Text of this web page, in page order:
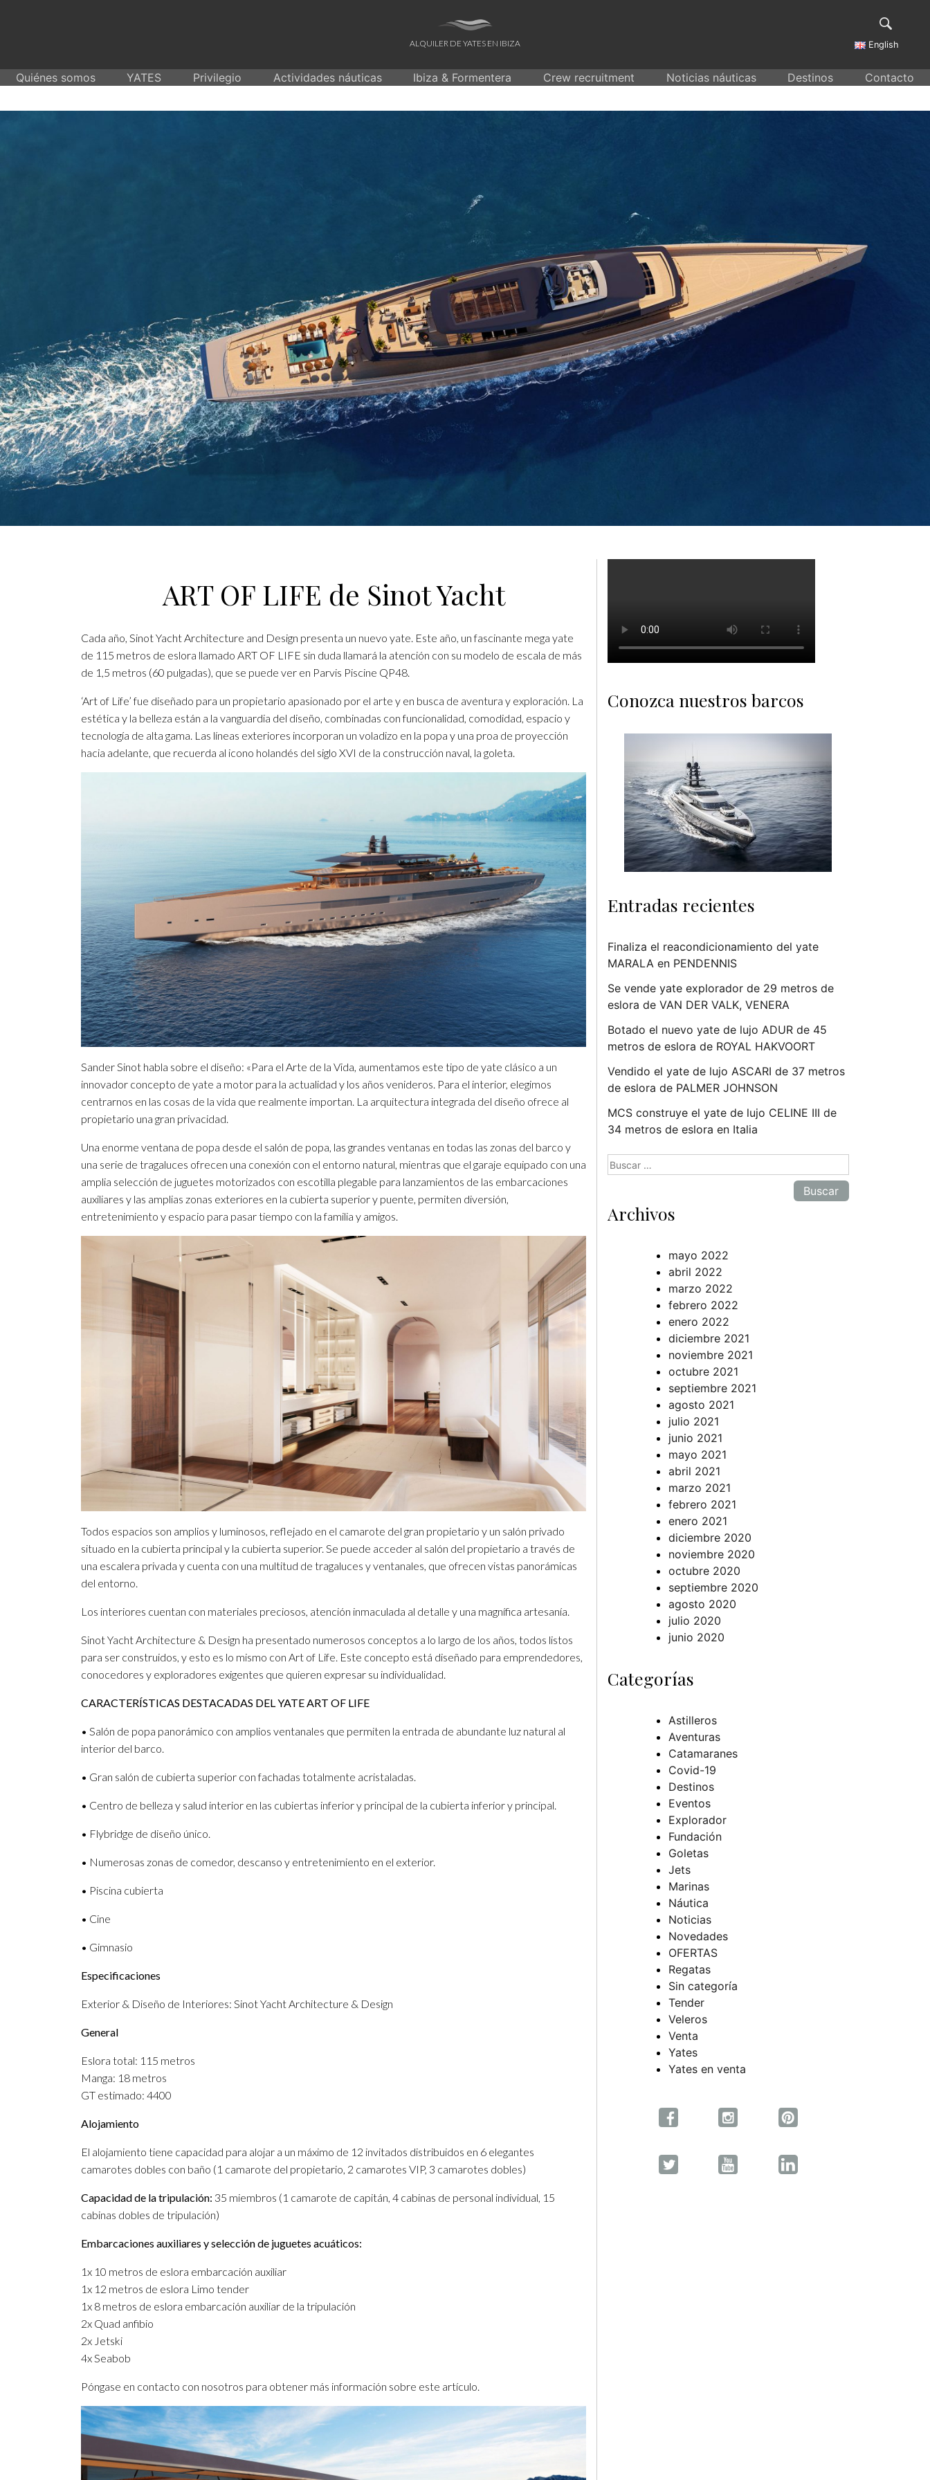
ALQUILER DE YATES EN IBIZA English
Quiénes somos YATES Privilegio Actividades náuticas Ibiza & Formentera Crew recruitment Noticias náuticas Destinos Contacto
ART OF LIFE de Sinot Yacht
Cada año, Sinot Yacht Architecture and Design presenta un nuevo yate. Este año, un fascinante mega yate
de 115 metros de eslora llamado ART OF LIFE sin duda llamará la atención con su modelo de escala de más
de 1,5 metros (60 pulgadas), que se puede ver en Parvis Piscine QP48.
‘Art of Life’ fue diseñado para un propietario apasionado por el arte y en busca de aventura y exploración. La
estética y la belleza están a la vanguardia del diseño, combinadas con funcionalidad, comodidad, espacio y
tecnología de alta gama. Las líneas exteriores incorporan un voladizo en la popa y una proa de proyección
hacia adelante, que recuerda al icono holandés del siglo XVI de la construcción naval, la goleta.
Sander Sinot habla sobre el diseño: «Para el Arte de la Vida, aumentamos este tipo de yate clásico a un
innovador concepto de yate a motor para la actualidad y los años venideros. Para el interior, elegimos
centrarnos en las cosas de la vida que realmente importan. La arquitectura integrada del diseño ofrece al
propietario una gran privacidad.
Una enorme ventana de popa desde el salón de popa, las grandes ventanas en todas las zonas del barco y
una serie de tragaluces ofrecen una conexión con el entorno natural, mientras que el garaje equipado con una
amplia selección de juguetes motorizados con escotilla plegable para lanzamientos de las embarcaciones
auxiliares y las amplias zonas exteriores en la cubierta superior y puente, permiten diversión,
entretenimiento y espacio para pasar tiempo con la familia y amigos.
Todos espacios son amplios y luminosos, reflejado en el camarote del gran propietario y un salón privado
situado en la cubierta principal y la cubierta superior. Se puede acceder al salón del propietario a través de
una escalera privada y cuenta con una multitud de tragaluces y ventanales, que ofrecen vistas panorámicas
del entorno.
Los interiores cuentan con materiales preciosos, atención inmaculada al detalle y una magnífica artesanía.
Sinot Yacht Architecture & Design ha presentado numerosos conceptos a lo largo de los años, todos listos
para ser construidos, y esto es lo mismo con Art of Life. Este concepto está diseñado para emprendedores,
conocedores y exploradores exigentes que quieren expresar su individualidad.
CARACTERÍSTICAS DESTACADAS DEL YATE ART OF LIFE
• Salón de popa panorámico con amplios ventanales que permiten la entrada de abundante luz natural al
interior del barco.
• Gran salón de cubierta superior con fachadas totalmente acristaladas.
• Centro de belleza y salud interior en las cubiertas inferior y principal de la cubierta inferior y principal.
• Flybridge de diseño único.
• Numerosas zonas de comedor, descanso y entretenimiento en el exterior.
• Piscina cubierta
• Cine
• Gimnasio
Especificaciones
Exterior & Diseño de Interiores: Sinot Yacht Architecture & Design
General
Eslora total: 115 metros
Manga: 18 metros
GT estimado: 4400
Alojamiento
El alojamiento tiene capacidad para alojar a un máximo de 12 invitados distribuidos en 6 elegantes
camarotes dobles con baño (1 camarote del propietario, 2 camarotes VIP, 3 camarotes dobles)
Capacidad de la tripulación: 35 miembros (1 camarote de capitán, 4 cabinas de personal individual, 15
cabinas dobles de tripulación)
Embarcaciones auxiliares y selección de juguetes acuáticos:
1x 10 metros de eslora embarcación auxiliar
1x 12 metros de eslora Limo tender
1x 8 metros de eslora embarcación auxiliar de la tripulación
2x Quad anfibio
2x Jetski
4x Seabob
Póngase en contacto con nosotros para obtener más información sobre este artículo.
Conozca nuestros barcos
Entradas recientes
Finaliza el reacondicionamiento del yate
MARALA en PENDENNIS
Se vende yate explorador de 29 metros de
eslora de VAN DER VALK, VENERA
Botado el nuevo yate de lujo ADUR de 45
metros de eslora de ROYAL HAKVOORT
Vendido el yate de lujo ASCARI de 37 metros
de eslora de PALMER JOHNSON
MCS construye el yate de lujo CELINE III de
34 metros de eslora en Italia
Buscar:
Archivos
mayo 2022
abril 2022
marzo 2022
febrero 2022
enero 2022
diciembre 2021
noviembre 2021
octubre 2021
septiembre 2021
agosto 2021
julio 2021
junio 2021
mayo 2021
abril 2021
marzo 2021
febrero 2021
enero 2021
diciembre 2020
noviembre 2020
octubre 2020
septiembre 2020
agosto 2020
julio 2020
junio 2020
Categorías
Astilleros
Aventuras
Catamaranes
Covid-19
Destinos
Eventos
Explorador
Fundación
Goletas
Jets
Marinas
Náutica
Noticias
Novedades
OFERTAS
Regatas
Sin categoría
Tender
Veleros
Venta
Yates
Yates en venta